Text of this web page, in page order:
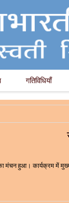
गतिविधियाँ
का मंचन हुआ। कार्यक्रम में